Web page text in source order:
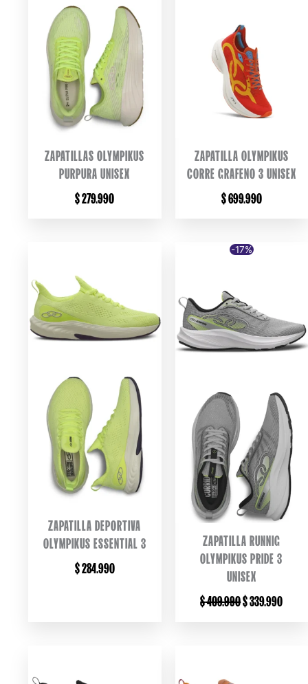
ZAPATILLAS OLYMPIKUS
PURPURA UNISEX
$279.990
ZAPATILLA OLYMPIKUS
CORRE GRAFENO 3 UNISEX
$699.990
ZAPATILLA DEPORTIVA
OLYMPIKUS ESSENTIAL 3
$284.990
-17%
ZAPATILLA RUNNIG
OLYMPIKUS PRIDE 3
UNISEX
$409.990ORIGINAL
$339.990